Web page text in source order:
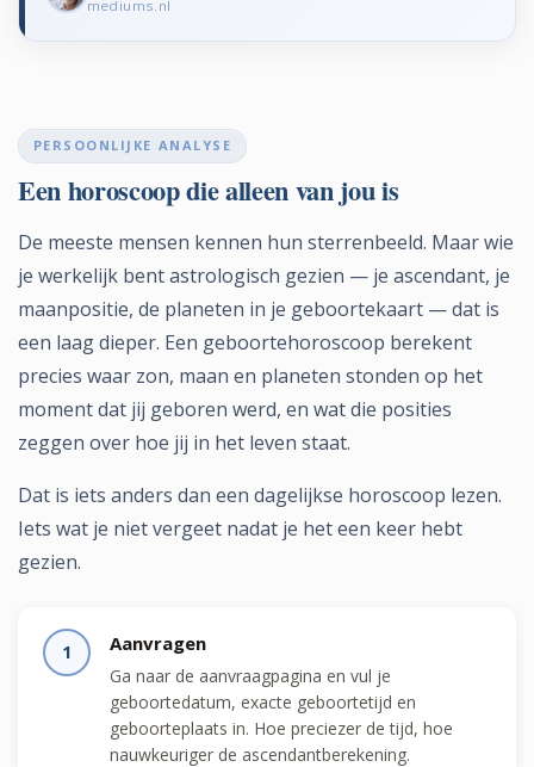
mediums.nl
PERSOONLIJKE ANALYSE
Een horoscoop die alleen van jou is
De meeste mensen kennen hun sterrenbeeld. Maar wie
je werkelijk bent astrologisch gezien — je ascendant, je
maanpositie, de planeten in je geboortekaart — dat is
een laag dieper. Een geboortehoroscoop berekent
precies waar zon, maan en planeten stonden op het
moment dat jij geboren werd, en wat die posities
zeggen over hoe jij in het leven staat.
Dat is iets anders dan een dagelijkse horoscoop lezen.
Iets wat je niet vergeet nadat je het een keer hebt
gezien.
1 Aanvragen
Ga naar de aanvraagpagina en vul je
geboortedatum, exacte geboortetijd en
geboorteplaats in. Hoe preciezer de tijd, hoe
nauwkeuriger de ascendantberekening.